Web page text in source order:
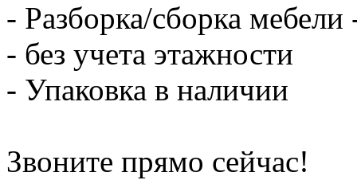
- Разборка/сборка мебели
- без учета этажности
- Упаковка в наличии
Звоните прямо сейчас!